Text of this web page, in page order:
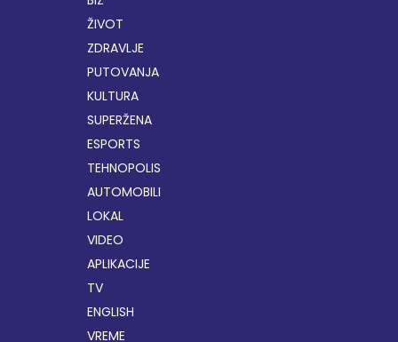
ŽIVOT
ZDRAVLJE
PUTOVANJA
KULTURA
SUPERŽENA
ESPORTS
TEHNOPOLIS
AUTOMOBILI
LOKAL
VIDEO
APLIKACIJE
TV
ENGLISH
VREME